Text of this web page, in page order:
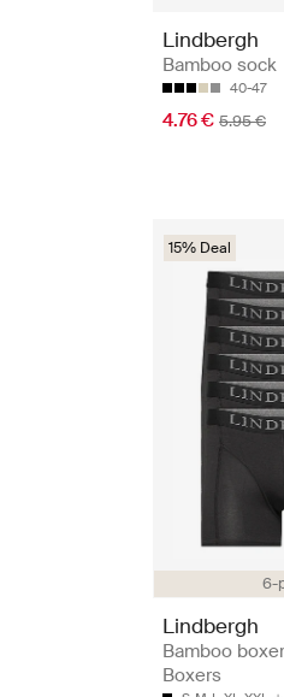
Lindbergh
Bamboo sock
40-47
4.76 € 5.95 €
6-
15% Deal
Lindbergh
Bamboo
Boxers